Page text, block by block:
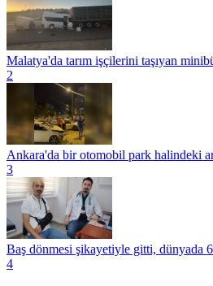
Malatya'da tarım işçilerini taşıyan
2
Ankara'da bir otomobil park halindeki
3
Baş dönmesi şikayetiyle gitti, dünyada
4